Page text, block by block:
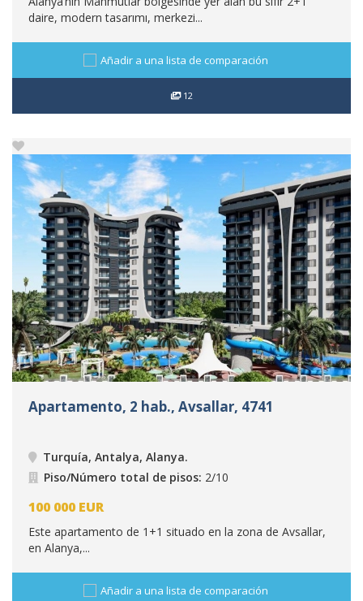
daire, modern tasarımı, merkezi...
Añadir a una lista de comparación
12
Apartamento, 2 hab., Avsallar, 4741
Turquía, Antalya, Alanya.
Piso/Número total de pisos: 2/10
100 000 EUR
Este apartamento de 1+1 situado en la zona de Avsallar,
en Alanya,...
Añadir a una lista de comparación